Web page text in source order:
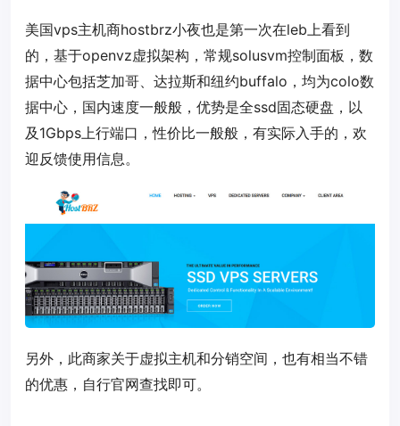
美国vps主机商hostbrz小夜也是第一次在leb上看到
的，基于openvz虚拟架构，常规solusvm控制面板，数
据中心包括芝加哥、达拉斯和纽约buffalo，均为colo数
据中心，国内速度一般般，优势是全ssd固态硬盘，以
及1Gbps上行端口，性价比一般般，有实际入手的，欢
迎反馈使用信息。
另外，此商家关于虚拟主机和分销空间，也有相当不错
的优惠，自行官网查找即可。